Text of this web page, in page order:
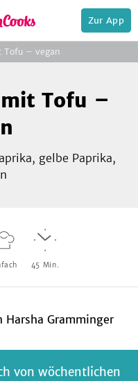
Zur App
Tofu – vegan
Foto:
Tofu –
gelbe Paprika,
45 Min.
Harsha Gramminger
von wöchentlichen